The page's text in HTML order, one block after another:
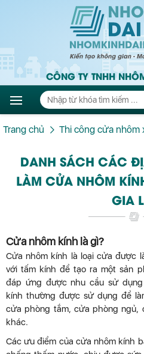
CÔNG TY TNHH
Trang chủ Thi công cửa nhôm
DANH SÁCH CÁC
LÀM CỬA NHÔM
GIA
Cửa nhôm kính là gì?
Cửa nhôm kính là loại cửa được
với tấm kính để tạo ra một sản
đáp ứng được nhu cầu sử
kính thường được sử dụng để
cửa phòng tắm, cửa phòng ngủ,
khác.
Các ưu điểm của cửa nhôm kính